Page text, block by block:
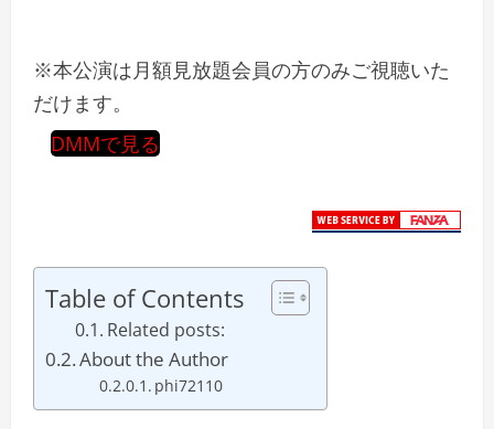
※本公演は月額見放題会員の方のみご視聴いた
だけます。
DMMで見る
Table of Contents
Related posts:
About the Author
phi72110